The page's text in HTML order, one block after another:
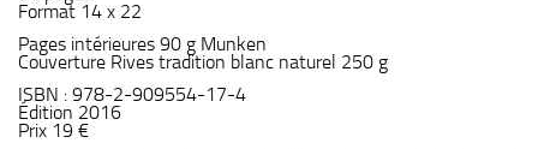
Format 14 x 22
Pages intérieures 90 g Munken
Couverture Rives tradition blanc naturel 250 g
ISBN : 978-2-909554-17-4
Édition 2016
Prix 19 €